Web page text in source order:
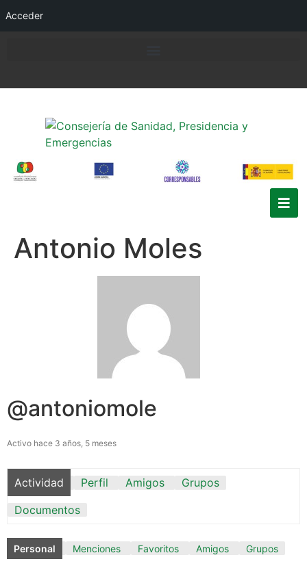
Acceder
Antonio Moles
@antoniomole
Activo hace 3 años, 5 meses
Actividad Perfil Amigos
Grupos
Documentos
Personal Menciones Favoritos Amigos Grupos